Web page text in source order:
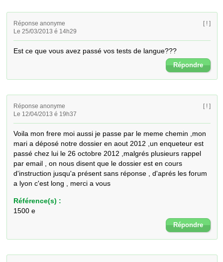
Réponse anonyme
Le 25/03/2013 é 14h29
[ ! ]
Est ce que vous avez passé vos tests de langue???
Répondre
Réponse anonyme
Le 12/04/2013 é 19h37
[ ! ]
Voila mon frere moi aussi je passe par le meme chemin ,mon
mari a déposé notre dossier en aout 2012 ,un enqueteur est
passé chez lui le 26 octobre 2012 ,malgrés plusieurs rappel
par email , on nous disent que le dossier est en cours
d'instruction jusqu'a présent sans réponse , d'aprés les forum
a lyon c'est long , merci a vous
Référence(s) :
1500 e
Répondre